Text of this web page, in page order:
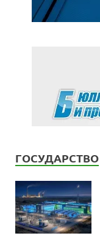
ГОСУДАРСТВО